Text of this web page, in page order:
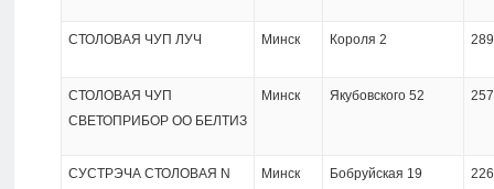
СТОЛОВАЯ ЧУП ЛУЧ Минск Короля 2
СТОЛОВАЯ ЧУП
СВЕТОПРИБОР ОО БЕЛТИЗ
Минск Якубовского 52
СУСТРЭЧА СТОЛОВАЯ N
Минск Бобруйская 19